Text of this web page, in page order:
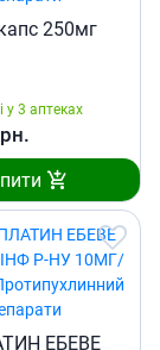
250мг
у 3 аптеках
ЕБЕВЕ